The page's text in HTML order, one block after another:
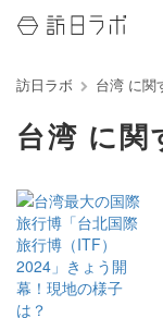
訪日ラボ 台湾 に関
台湾 に関